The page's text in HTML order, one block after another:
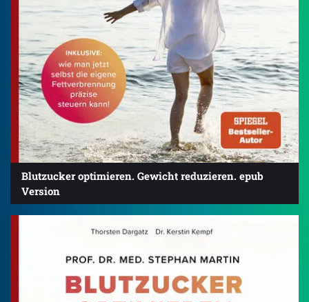
Blutzucker optimieren. Gewicht reduzieren. epub
Version